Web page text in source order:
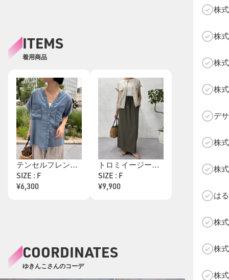
株
株
株
株
デ
株
株
は
株
株
株
ITEMS
着用商品
テンセルフレンチシャツ
SIZE : F
¥6,300
トロミイージースカート
SIZE : F
¥9,900
COORDINATES
ゆきんこさんのコーデ